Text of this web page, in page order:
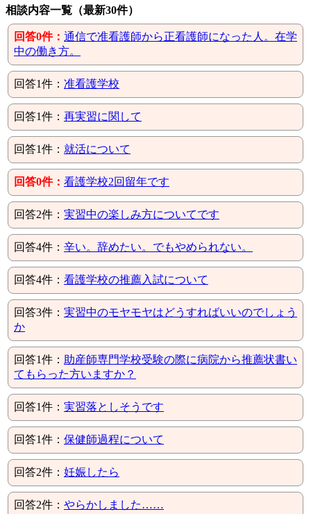
相談内容一覧（最新30件）
回答0件： 通信で准看護師から正看護師になった人。在学
中の働き方。
回答1件： 准看護学校
回答1件： 再実習に関して
回答1件： 就活について
回答0件： 看護学校2回留年です
回答2件： 実習中の楽しみ方についてです
回答4件： 辛い。辞めたい。でもやめられない。
回答4件： 看護学校の推薦入試について
回答3件： 実習中のモヤモヤはどうすればいいのでしょう
か
回答1件： 助産師専門学校受験の際に病院から推薦状書い
てもらった方いますか？
回答1件： 実習落としそうです
回答1件： 保健師過程について
回答2件： 妊娠したら
回答2件： やらかしました……